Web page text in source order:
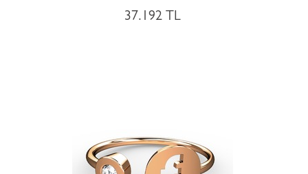
37.192 TL